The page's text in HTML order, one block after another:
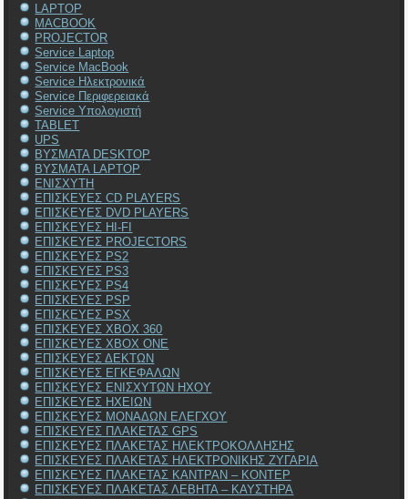
LAPTOP
MACBOOK
PROJECTOR
Service Laptop
Service MacBook
Service Ηλεκτρονικά
Service Περιφερειακά
Service Υπολογιστή
TABLET
UPS
ΒΥΣΜΑΤΑ DESKTOP
ΒΥΣΜΑΤΑ LAPTOP
ΕΝΙΣΧΥΤΗ
ΕΠΙΣΚΕΥΕΣ CD PLAYERS
ΕΠΙΣΚΕΥΕΣ DVD PLAYERS
ΕΠΙΣΚΕΥΕΣ HI-FI
ΕΠΙΣΚΕΥΕΣ PROJECTORS
ΕΠΙΣΚΕΥΕΣ PS2
ΕΠΙΣΚΕΥΕΣ PS3
ΕΠΙΣΚΕΥΕΣ PS4
ΕΠΙΣΚΕΥΕΣ PSP
ΕΠΙΣΚΕΥΕΣ PSX
ΕΠΙΣΚΕΥΕΣ XBOX 360
ΕΠΙΣΚΕΥΕΣ XBOX ONE
ΕΠΙΣΚΕΥΕΣ ΔΕΚΤΩΝ
ΕΠΙΣΚΕΥΕΣ ΕΓΚΕΦΑΛΩΝ
ΕΠΙΣΚΕΥΕΣ ΕΝΙΣΧΥΤΩΝ ΗΧΟΥ
ΕΠΙΣΚΕΥΕΣ ΗΧΕΙΩΝ
ΕΠΙΣΚΕΥΕΣ ΜΟΝΑΔΩΝ ΕΛΕΓΧΟΥ
ΕΠΙΣΚΕΥΕΣ ΠΛΑΚΕΤΑΣ GPS
ΕΠΙΣΚΕΥΕΣ ΠΛΑΚΕΤΑΣ ΗΛΕΚΤΡΟΚΟΛΛΗΣΗΣ
ΕΠΙΣΚΕΥΕΣ ΠΛΑΚΕΤΑΣ ΗΛΕΚΤΡΟΝΙΚΗΣ ΖΥΓΑΡΙΑ
ΕΠΙΣΚΕΥΕΣ ΠΛΑΚΕΤΑΣ ΚΑΝΤΡΑΝ – ΚΟΝΤΕΡ
ΕΠΙΣΚΕΥΕΣ ΠΛΑΚΕΤΑΣ ΛΕΒΗΤΑ – ΚΑΥΣΤΗΡΑ